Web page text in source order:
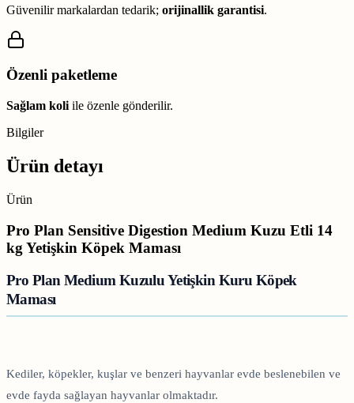
Güvenilir markalardan tedarik; orijinallik garantisi.
Özenli paketleme
Sağlam koli ile özenle gönderilir.
Bilgiler
Ürün detayı
Ürün
Pro Plan Sensitive Digestion Medium Kuzu Etli 14
kg Yetişkin Köpek Maması
Pro Plan Medium Kuzulu Yetişkin Kuru Köpek
Maması
Kediler, köpekler, kuşlar ve benzeri hayvanlar evde beslenebilen ve
evde fayda sağlayan hayvanlar olmaktadır.